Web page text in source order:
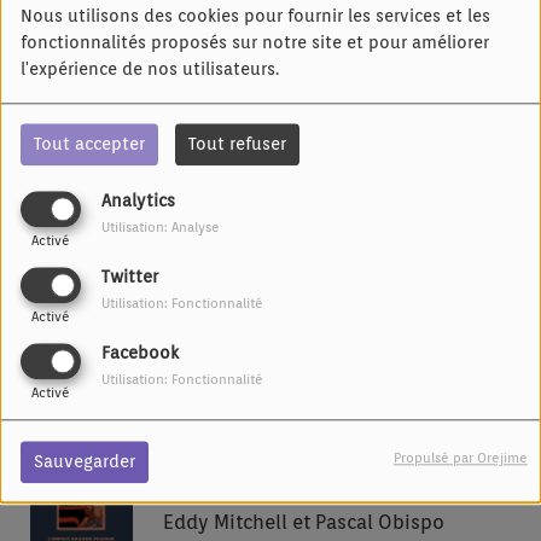
Nous utilisons des cookies pour fournir les services et les
fonctionnalités proposés sur notre site et pour améliorer
l'expérience de nos utilisateurs.
Tout accepter Tout refuser
Analytics
Activé
Utilisation: Analyse
Twitter
Activé
Utilisation: Fonctionnalité
Facebook
Activé
Utilisation: Fonctionnalité
Sauvegarder Propulsé par Orejime
FLOREM
17:54
Chiloo
17:50
Eddy Mitchell et Pascal Obispo